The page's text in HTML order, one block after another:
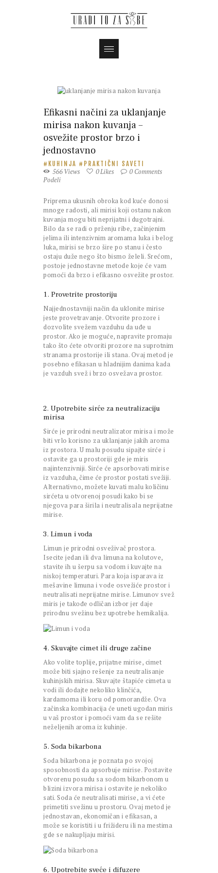
Efikasni načini za uklanjanje
mirisa nakon kuvanja –
osvežite prostor brzo i
jednostavno
KUHINJA PRAKTIČNI SAVETI
566Views 0Likes 0 Comments
Podeli
Priprema ukusnih obroka kod kuće donosi
mnoge radosti, ali mirisi koji ostanu nakon
kuvanja mogu biti neprijatni i dugotrajni.
Bilo da se radi o prženju ribe, začinjenim
jelima ili intenzivnim aromama luka i belog
luka, mirisi se brzo šire po stanu i često
ostaju duže nego što bismo želeli. Srećom,
postoje jednostavne metode koje će vam
pomoći da brzo i efikasno osvežite prostor.
1. Provetrite prostoriju
Najjednostavniji način da uklonite mirise
jeste provetravanje. Otvorite prozore i
dozvolite svežem vazduhu da uđe u
prostor. Ako je moguće, napravite promaju
tako što ćete otvoriti prozore na suprotnim
stranama prostorije ili stana. Ovaj metod je
posebno efikasan u hladnijim danima kada
je vazduh svež i brzo osvežava prostor.
2. Upotrebite sirće za neutralizaciju
mirisa
Sirće je prirodni neutralizator mirisa i može
biti vrlo korisno za uklanjanje jakih aroma
iz prostora. U malu posudu sipajte sirće i
ostavite ga u prostoriji gde je miris
najintenzivniji. Sirće će apsorbovati mirise
iz vazduha, čime će prostor postati svežiji.
Alternativno, možete kuvati malu količinu
sirćeta u otvorenoj posudi kako bi se
njegova para širila i neutralisala neprijatne
mirise.
3. Limun i voda
Limun je prirodni osveživač prostora.
Isecite jedan ili dva limuna na kolutove,
stavite ih u šerpu sa vodom i kuvajte na
niskoj temperaturi. Para koja isparava iz
mešavine limuna i vode osvežiće prostor i
neutralisati neprijatne mirise. Limunov svež
miris je takođe odličan izbor jer daje
prirodnu svežinu bez upotrebe hemikalija.
4. Skuvajte cimet ili druge začine
Ako volite toplije, prijatne mirise, cimet
može biti sjajno rešenje za neutralisanje
kuhinjskih mirisa. Skuvajte štapiće cimeta u
vodi ili dodajte nekoliko klinčića,
kardamoma ili koru od pomorandže. Ova
začinska kombinacija će uneti ugodan miris
u vaš prostor i pomoći vam da se rešite
neželjenih aroma iz kuhinje.
5. Soda bikarbona
Soda bikarbona je poznata po svojoj
sposobnosti da apsorbuje mirise. Postavite
otvorenu posudu sa sodom bikarbonom u
blizini izvora mirisa i ostavite je nekoliko
sati. Soda će neutralisati mirise, a vi ćete
primetiti svežinu u prostoru. Ovaj metod je
jednostavan, ekonomičan i efikasan, a
može se koristiti i u frižideru ili na mestima
gde se nakupljaju mirisi.
6. Upotrebite sveće i difuzere